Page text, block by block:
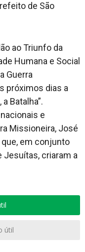
de São
ao Triunfo da
Humana e Social
Guerra
próximos dias a
Batalha”.
e
Missioneira, José
em conjunto
criaram a
útil